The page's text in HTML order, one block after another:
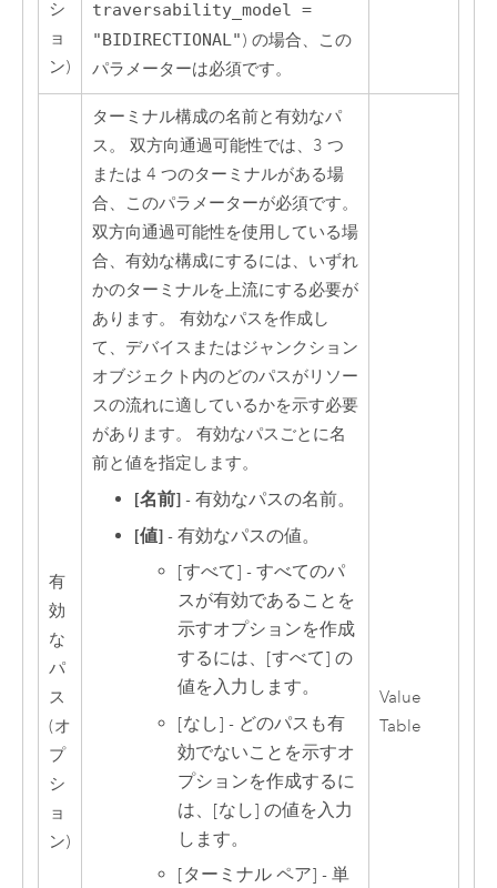
シ
ョ
ン)
traversability_model =
"BIDIRECTIONAL") の場合、この
パラメーターは必須です。
有
効
な
パ
ス
(オ
プ
シ
ョ
ン)
ターミナル構成の名前と有効なパ
ス。 双方向通過可能性では、3 つ
または 4 つのターミナルがある場
合、このパラメーターが必須です。
双方向通過可能性を使用している場
合、有効な構成にするには、いずれ
かのターミナルを上流にする必要が
あります。 有効なパスを作成し
て、デバイスまたはジャンクション
オブジェクト内のどのパスがリソー
スの流れに適しているかを示す必要
があります。 有効なパスごとに名
前と値を指定します。
[名前] - 有効なパスの名前。
[値] - 有効なパスの値。
[すべて] - すべてのパ
スが有効であることを
示すオプションを作成
するには、[すべて] の
値を入力します。
[なし] - どのパスも有
効でないことを示すオ
プションを作成するに
は、[なし] の値を入力
します。
[ターミナル ペア] - 単
Value
Table